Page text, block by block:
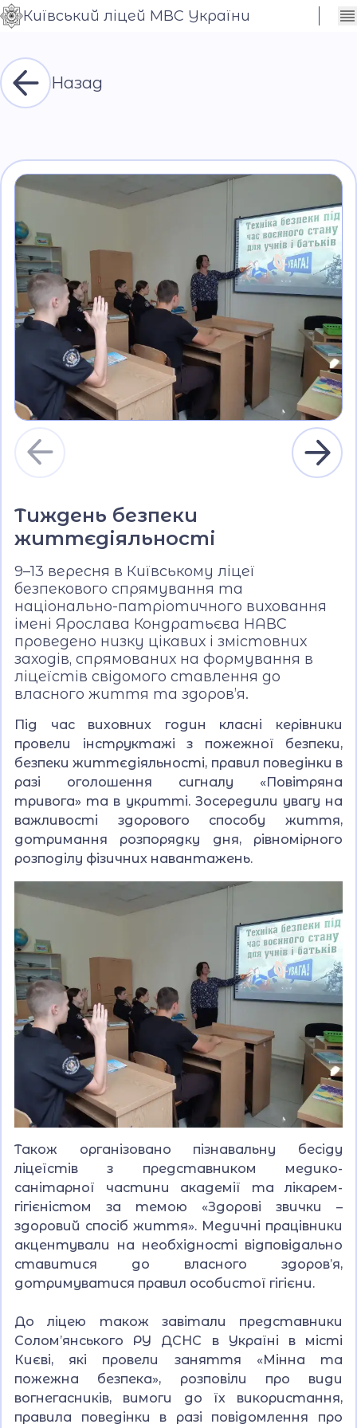
Контраст
Шрифт
Сховати
Київський ліцей МВС України
Назад
Тиждень безпеки
життєдіяльності
9–13 вересня в Київському ліцеї
безпекового спрямування та
національно-патріотичного виховання
імені Ярослава Кондратьєва НАВС
проведено низку цікавих і змістовних
заходів, спрямованих на формування в
ліцеїстів свідомого ставлення до
власного життя та здоров’я.
Під час виховних годин класні керівники
провели інструктажі з пожежної безпеки,
безпеки життєдіяльності, правил поведінки в
разі оголошення сигналу «Повітряна
тривога» та в укритті. Зосередили увагу на
важливості здорового способу життя,
дотримання розпорядку дня, рівномірного
розподілу фізичних навантажень.
Також організовано пізнавальну бесіду
ліцеїстів з представником медико-
санітарної частини академії та лікарем-
гігієністом за темою «Здорові звички –
здоровий спосіб життя». Медичні працівники
акцентували на необхідності відповідально
ставитися до власного здоров’я,
дотримуватися правил особистої гігієни.
До ліцею також завітали представники
Солом’янського РУ ДСНС в Україні в місті
Києві, які провели заняття «Мінна та
пожежна безпека», розповіли про види
вогнегасників, вимоги до їх використання,
правила поведінки в разі повідомлення про